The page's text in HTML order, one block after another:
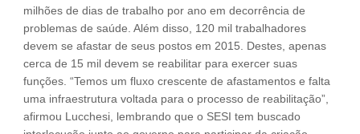
milhões de dias de trabalho por ano em decorrência de
problemas de saúde. Além disso, 120 mil trabalhadores
devem se afastar de seus postos em 2015. Destes, apenas
cerca de 15 mil devem se reabilitar para exercer suas
funções. “Temos um fluxo crescente de afastamentos e falta
uma infraestrutura voltada para o processo de reabilitação”,
afirmou Lucchesi, lembrando que o SESI tem buscado